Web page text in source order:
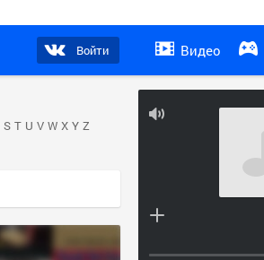
Войти Видео
S T U V W X Y Z